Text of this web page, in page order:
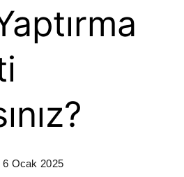
6 Ocak 2025